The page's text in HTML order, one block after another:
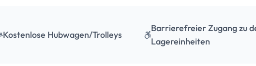
Kostenlose Hubwagen/Trolleys
Barrierefreier Zugang zu
Lagereinheiten